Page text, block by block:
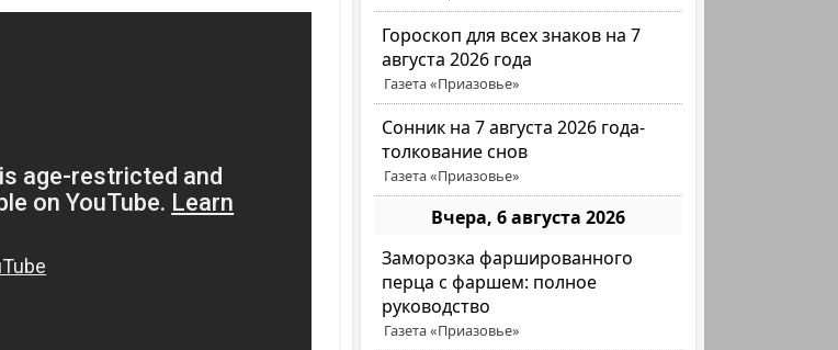
Гороскоп для всех знаков на 7
августа 2026 года
Газета «Приазовье»
Сонник на 7 августа 2026 года-
толкование снов
Газета «Приазовье»
Вчера, 6 августа 2026
Заморозка фаршированного
перца с фаршем: полное
руководство
Газета «Приазовье»